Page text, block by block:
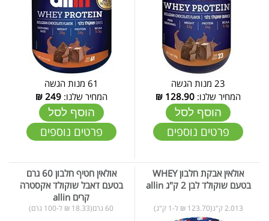
23 מנות הגשה
המחיר שלנו: 128.90
₪
הוסף לסל
פרטים נוספים
61 מנות הגשה
המחיר שלנו:249
₪
הוסף לסל
פרטים נוספים
אולאין אבקת חלבון WHEY
בטעם שוקולד לבן 2 ק"ג allin
2.013 ק"ג(123.70 ₪ ל-1 ק"ג)
אולאין חטיף חלבון 60 גרם
בטעם דאבל שוקולד אקסטרה
קרים allin
60 גרם(18.33 ₪ ל-100 גרם)